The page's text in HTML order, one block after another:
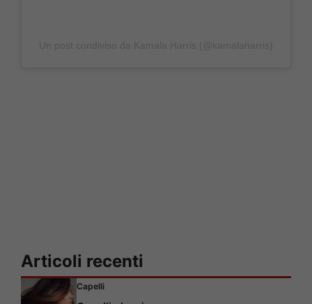
Articoli recenti
Capelli